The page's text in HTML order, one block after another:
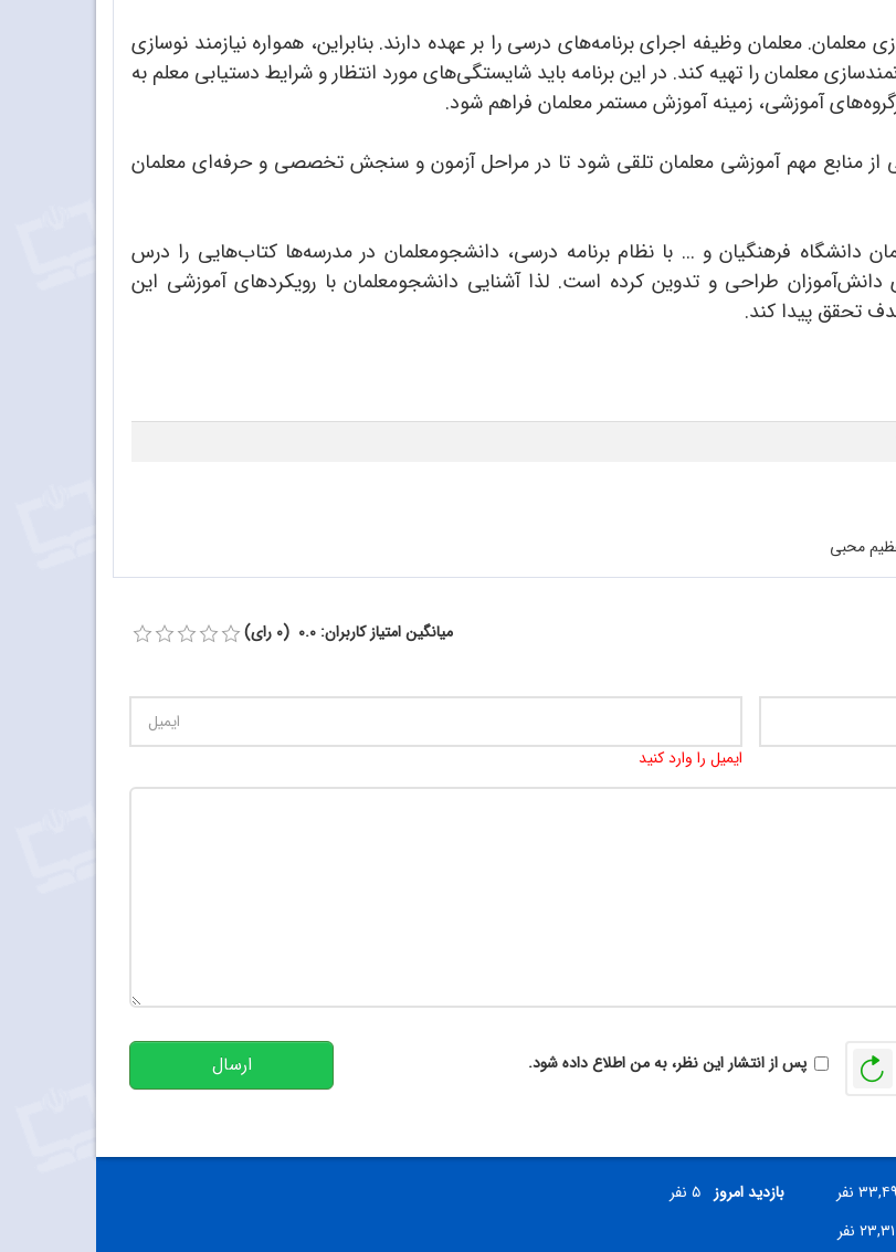
معلمان وظیفه اجرای برنامه‌های درسی را بر عهده دارند. بنابراین، همواره نیازمند نوسازی
معلمان را تهیه کند. در این برنامه باید شایستگی‌های مورد انتظار و شرایط دستیابی معلم به
آموزشی، زمینه آموزش مستمر معلمان فراهم شود.
منابع مهم آموزشی معلمان تلقی ‌شود تا در مراحل آزمون و سنجش تخصصی و حرفه‌ای معلمان
دانشگاه فرهنگیان و ... با نظام برنامه درسی، دانشجومعلمان در مدرسه‌ها کتاب‌هایی را درس
طراحی و تدوین کرده است. لذا آشنایی دانشجومعلمان با رویکردهای آموزشی این
تحقق پیدا کند.
محبی
میانگین امتیاز کاربران: 0.0 (0 رای)
ایمیل را وارد کنید
بازخوانیپس از انتشار این نظر، به من اطلاع داده شود. ارسال
نفر بازدید امروز ۵ نفر
نفر